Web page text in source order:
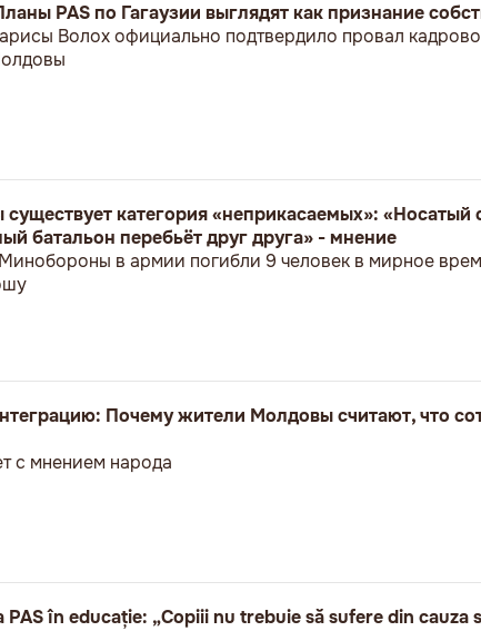
PAS по Гагаузии выглядят как признание
Волох официально подтвердило провал
категория «неприкасаемых»: «Носатый
батальон перебьёт друг друга» - мнение
в армии погибли 9 человек в мирное
Почему жители Молдовы считают, что
с мнением народа
în educație: „Copiii nu trebuie să sufere din cauza